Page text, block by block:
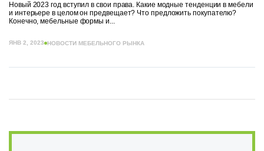
Новый 2023 год вступил в свои права. Какие модные тенденции в мебели
и интерьере в целом он предвещает? Что предложить покупателю?
Конечно, мебельные формы и...
ЯНВ 2, 2023 НОВОСТИ МЕБЕЛЬНОГО РЫНКА